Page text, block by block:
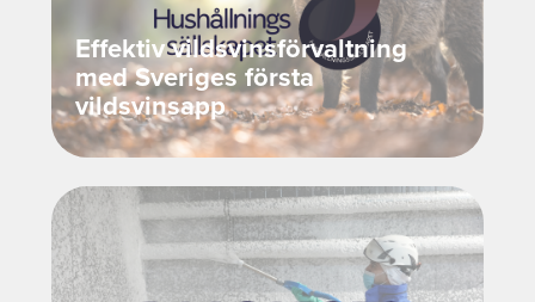
Effektiv vildsvinsförvaltning
med Sveriges första
vildsvinsapp